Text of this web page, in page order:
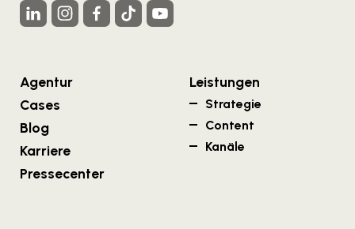
Agentur
Cases
Blog
Karriere
Pressecenter
Leistungen
Strategie
Content
Kanäle